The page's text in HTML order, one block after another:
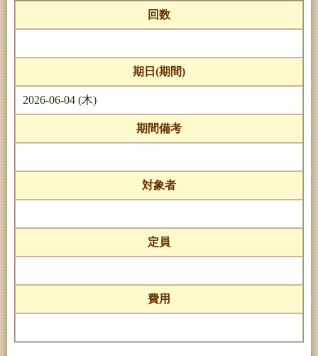
回数
期日(期間)
2026-06-04 (木)
期間備考
対象者
定員
費用